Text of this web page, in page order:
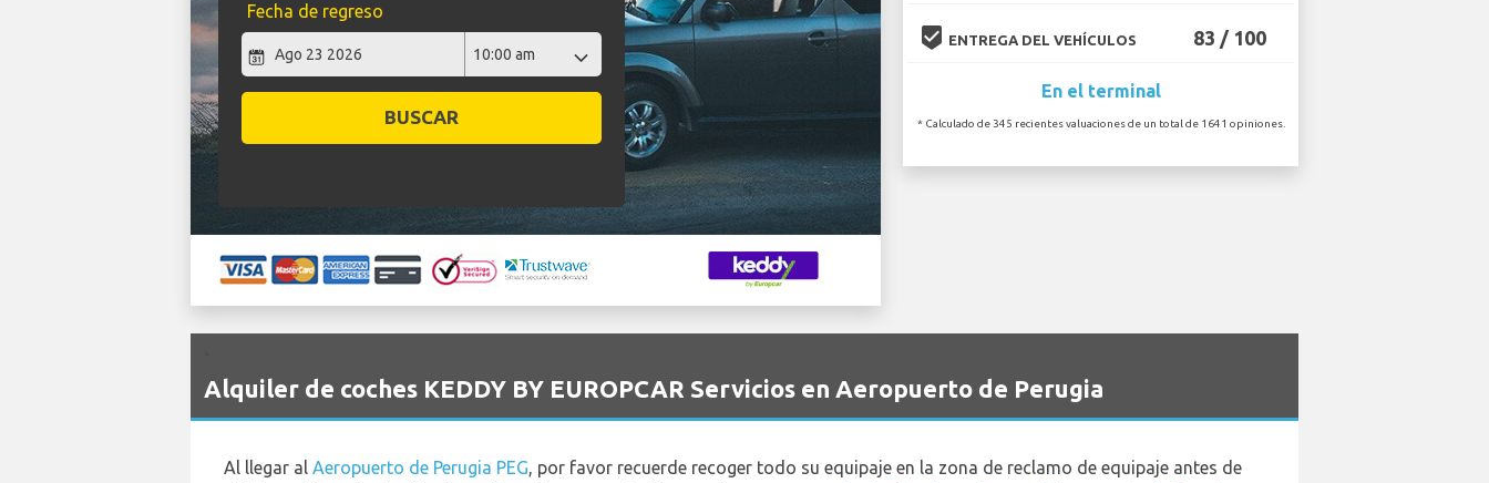
Fecha de regreso
BUSCAR
beenhere ENTREGA DEL VEHÍCULOS 83 / 100
En el terminal
* Calculado de 345 recientes valuaciones de un total de 1641 opiniones.
Alquiler de coches KEDDY BY EUROPCAR Servicios en Aeropuerto de Perugia
Al llegar al Aeropuerto de Perugia PEG, por favor recuerde recoger todo su equipaje en la zona de reclamo de equipaje antes de